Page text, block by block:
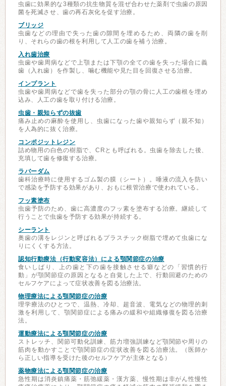
虫歯に効果的な3種類の抗生物質を混ぜ合わせた薬剤で虫歯の原因
菌を死滅させ、歯の再石灰化を促す治療。
ブリッジ
虫歯などの理由で失った歯の隙間を埋めるため、両隣の歯を削
り、それらの歯の根を利用して人工の歯を補う治療。
入れ歯治療
虫歯や歯周病などで上顎または下顎の全ての歯を失った場合に義
歯（入れ歯）を作製し、噛む機能や見た目を回復させる治療。
インプラント
虫歯や歯周病などで歯を失った部分の顎の骨に人工の歯根を埋め
込み、人工の歯を取り付ける治療。
虫歯・親知らずの抜歯
痛み止めの麻酔を使用し、虫歯になった歯や親知らず（親不知）
を人為的に抜く治療。
コンポジットレジン
詰め物用の白色の樹脂で、CRとも呼ばれる。虫歯を除去した後、
充填して歯を修復する治療。
ラバーダム
歯科治療時に使用するゴム製の膜（シート）。唾液の流入を防い
で感染を予防する効果があり、おもに根管治療で使われている。
フッ素塗布
虫歯予防のため、歯に高濃度のフッ素を塗布する治療。継続して
行うことで虫歯を予防する効果が持続する。
シーラント
奥歯の溝をレジンと呼ばれるプラスチック樹脂で埋めて虫歯にな
りにくくする方法。
認知行動療法（行動変容法）による顎関節症の治療
食いしばり、上の歯と下の歯を接触させる癖などの「習慣的行
動」が顎関節症の原因となると自覚した上で、行動回避のための
セルフケアによって症状改善を図る治療法。
物理療法による顎関節症の治療
理学療法のひとつで、温熱、冷却、超音波、電気などの物理的刺
激を利用して、顎関節症による痛みの緩和や組織修復を図る治療
法。
運動療法による顎関節症の治療
ストレッチ、関節可動化訓練、筋力増強訓練など顎関節や周りの
筋肉を動かすことで顎関節症の症状改善を図る治療法。（医師か
ら正しい指導を受けた後のセルフケアが主体となる）
薬物療法による顎関節症の治療
急性期は消炎鎮痛薬・筋弛緩薬・漢方薬、慢性期は非がん性慢性